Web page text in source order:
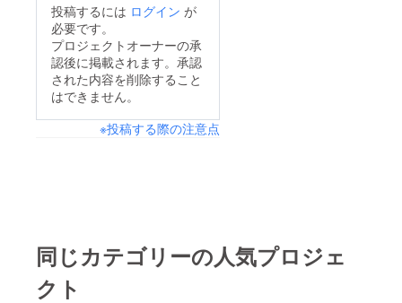
投稿するには ログイン が
必要です。
プロジェクトオーナーの承
認後に掲載されます。承認
された内容を削除すること
はできません。
※投稿する際の注意点
同じカテゴリーの人気プロジェ
クト